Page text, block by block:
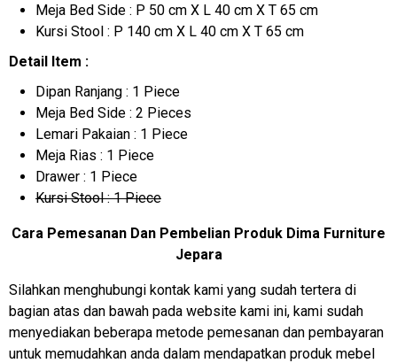
Meja Bed Side : P 50 cm X L 40 cm X T 65 cm
Kursi Stool : P 140 cm X L 40 cm X T 65 cm
Detail Item :
Dipan Ranjang : 1 Piece
Meja Bed Side : 2 Pieces
Lemari Pakaian : 1 Piece
Meja Rias : 1 Piece
Drawer : 1 Piece
Kursi Stool : 1 Piece
Cara Pemesanan Dan Pembelian Produk Dima Furniture
Jepara
Silahkan menghubungi kontak kami yang sudah tertera di
bagian atas dan bawah pada website kami ini, kami sudah
menyediakan beberapa metode pemesanan dan pembayaran
untuk memudahkan anda dalam mendapatkan produk mebel